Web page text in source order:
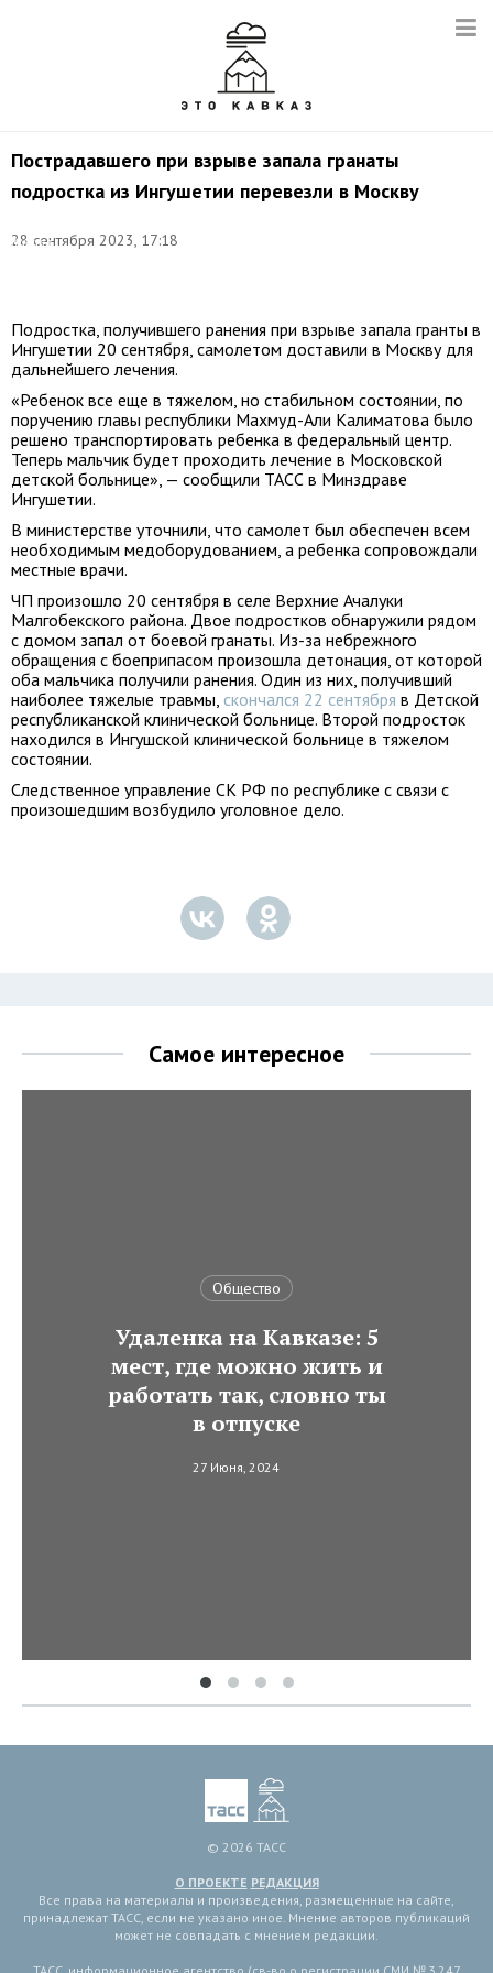
Пострадавшего при взрыве запала гранаты
подростка из Ингушетии перевезли в Москву
28 сентября 2023, 17:18
Кирилл
Подростка, получившего ранения при взрыве запала гранты в
Ингушетии 20 сентября, самолетом доставили в Москву для
дальнейшего лечения.
«Ребенок все еще в тяжелом, но стабильном состоянии, по
поручению главы республики Махмуд-Али Калиматова было
решено транспортировать ребенка в федеральный центр.
Теперь мальчик будет проходить лечение в Московской
детской больнице», — сообщили ТАСС в Минздраве
Ингушетии.
В министерстве уточнили, что самолет был обеспечен всем
необходимым медоборудованием, а ребенка сопровождали
местные врачи.
ЧП произошло 20 сентября в селе Верхние Ачалуки
Малгобекского района. Двое подростков обнаружили рядом
с домом запал от боевой гранаты. Из-за небрежного
обращения с боеприпасом произошла детонация, от которой
оба мальчика получили ранения. Один из них, получивший
наиболее тяжелые травмы, скончался 22 сентября в Детской
республиканской клинической больнице. Второй подросток
находился в Ингушской клинической больнице в тяжелом
состоянии.
Следственное управление СК РФ по республике с связи с
произошедшим возбудило уголовное дело.
Самое интересное
Общество
Удаленка на Кавказе: 5
мест, где можно жить и
работать так, словно ты
в отпуске
27 Июня, 2024
© 2026 ТАСС
О ПРОЕКТЕ РЕДАКЦИЯ
Все права на материалы и произведения, размещенные на сайте,
принадлежат ТАСС, если не указано иное. Мнение авторов публикаций
может не совпадать с мнением редакции.